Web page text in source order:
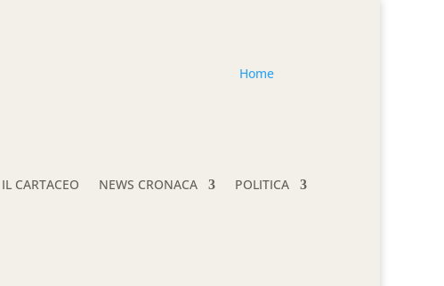
Home
IL CARTACEO NEWS CRONACA POLITICA